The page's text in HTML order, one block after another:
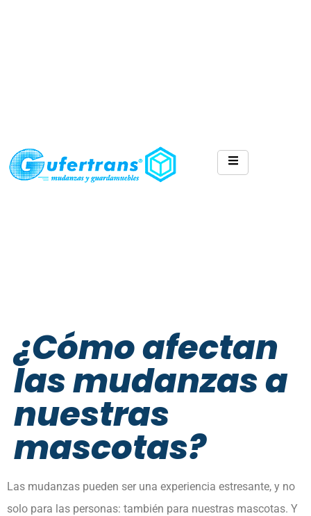
¿Cómo afectan
las mudanzas a
nuestras
mascotas?
Las mudanzas pueden ser una experiencia estresante, y no
solo para las personas: también para nuestras mascotas. Y